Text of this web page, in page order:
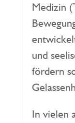
Medizin
und
fördern
In vielen